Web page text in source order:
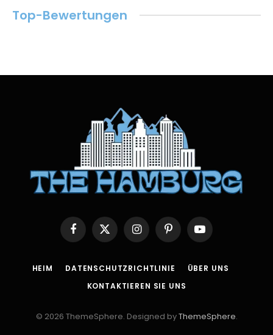
Top-Bewertungen
Facebook
X
(Twitter)
InstagramPinterestYouTube
HEIM DATENSCHUTZRICHTLINIE
ÜBER UNS
KONTAKTIEREN SIE UNS
© 2026 ThemeSphere. Designed byThemeSphere.